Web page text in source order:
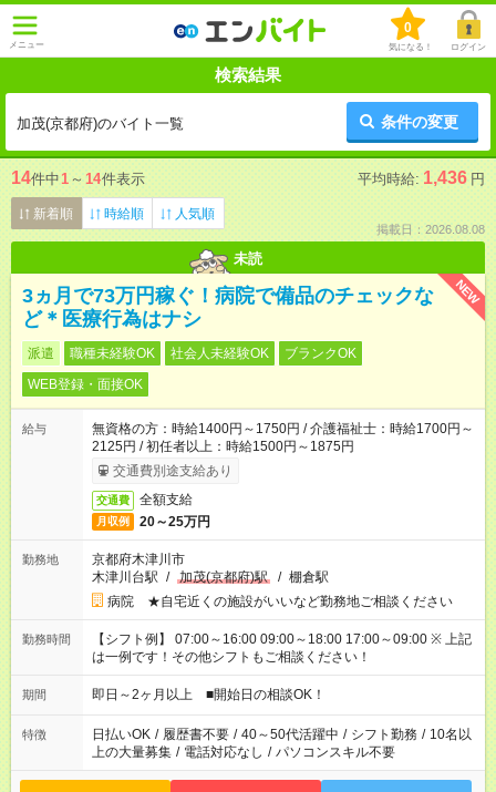
メニュー
0
気になる！ ログイン
検索結果
加茂(京都府)のバイト一覧 条件の変更
14件中1 ～ 14件表示 平均時給: 1,436 円
新着順 時給順 人気順
掲載日：2026.08.08
未読
NEW
3ヵ月で73万円稼ぐ！病院で備品のチェックな
ど＊医療行為はナシ
派遣 職種未経験OK 社会人未経験OK
ブランクOK
WEB登録・面接OK
給与
無資格の方：時給1400円～1750円 / 介護福祉士：時給1700円～
2125円 / 初任者以上：時給1500円～1875円
交通費別途支給あり
交通費 全額支給
月収例 20～25万円
勤務地
京都府木津川市
木津川台駅 / 加茂(京都府)駅 / 棚倉駅
病院 ★自宅近くの施設がいいなど勤務地ご相談ください
勤務時間
【シフト例】 07:00～16:00 09:00～18:00 17:00～09:00 ※ 上記
は一例です！その他シフトもご相談ください！
期間 即日～2ヶ月以上 ■開始日の相談OK！
特徴 日払いOK / 履歴書不要 / 40～50代活躍中 / シフト勤務 / 10名以
上の大量募集 / 電話対応なし / パソコンスキル不要